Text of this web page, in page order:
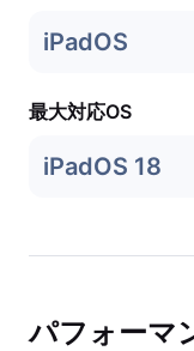
iPadOS
最大対応OS
iPadOS 18
パフォーマ